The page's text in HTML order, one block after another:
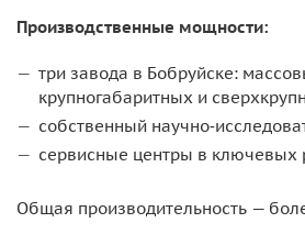
Производственные мощности:
три завода в Бобруйске:
крупногабаритных и
собственный
сервисные центры в ключевых
Общая производительность —